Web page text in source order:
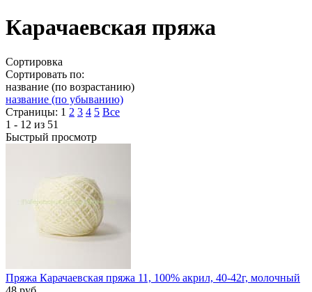
Карачаевская пряжа
Сортировка
Сортировать по:
название (по возрастанию)
название (по убыванию)
Страницы: 1 2 3 4 5 Все
1 - 12 из 51
Быстрый просмотр
Пряжа Карачаевская пряжа 11, 100% акрил, 40-42г, молочный